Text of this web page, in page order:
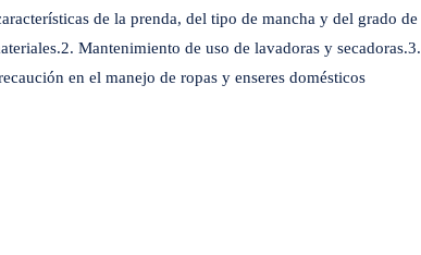
de la prenda, del tipo de mancha y del grado de
Mantenimiento de uso de lavadoras y secadoras.3.
en el manejo de ropas y enseres domésticos